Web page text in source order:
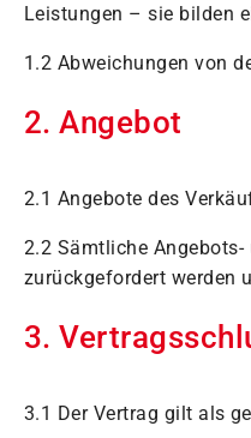
Leistungen – sie bilden
1.2 Abweichungen von
2. Angebot
2.1 Angebote des
2.2 Sämtliche
zurückgefordert werden
3.
3.1 Der Vertrag gilt als